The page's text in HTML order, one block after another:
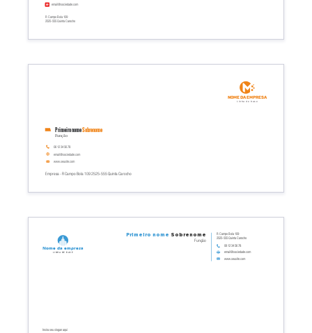
R Campo Bola 109
2525-555 Quinta Carocho
email@sociedade.com
Empresa - R Campo Bola 109 2525-555 Quinta Carocho
email@sociedade.com
www.seusite.com
06 12 34 56 78
Função
Primeiro nomeSobrenome
Nome da empresa
Linha de base
Insira seu slogan aqui
www.seusite.com
06 12 34 56 78
email@sociedade.com
Primeiro nome Sobrenome
Função
R Campo Bola 109
2525-555 Quinta Carocho
Nome da empresa
Linha de base